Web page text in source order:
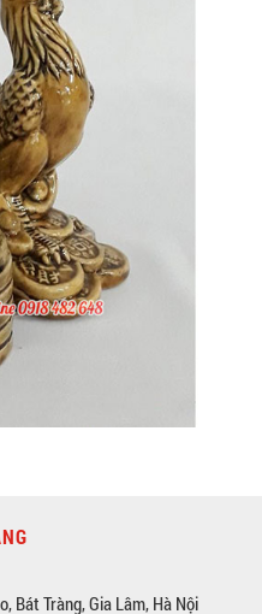
Bát Tràng, Gia Lâm, Hà Nội